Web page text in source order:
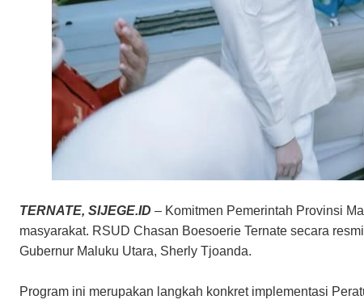
TERNATE, SIJEGE.ID – Komitmen Pemerintah Provinsi
masyarakat. RSUD Chasan Boesoerie Ternate secara
Gubernur Maluku Utara, Sherly Tjoanda.
​Program ini merupakan langkah konkret implementasi